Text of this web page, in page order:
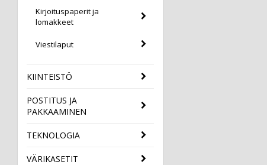
Kirjoituspaperit ja
lomakkeet
Viestilaput
KIINTEISTÖ
POSTITUS JA
PAKKAAMINEN
TEKNOLOGIA
VÄRIKASETIT